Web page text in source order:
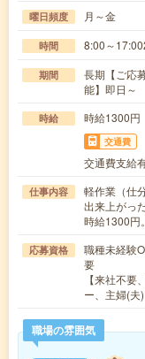
曜日頻度 月～金
時間 8:00～
期間
長期【ご応
能】即日～
時給 時給1300円
交通費
交通費支給
仕事内容
軽作業（仕
出来上がっ
時給1300円
応募資格
職種未経験
要
【来社不
ー、主婦(
職場の雰囲気